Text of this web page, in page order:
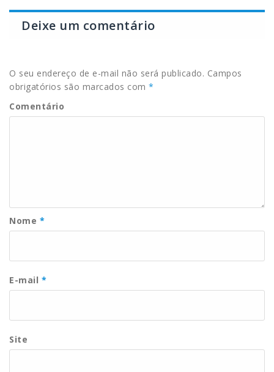
Deixe um comentário
O seu endereço de e-mail não será publicado. Campos
obrigatórios são marcados com *
Comentário
Nome *
E-mail *
Site